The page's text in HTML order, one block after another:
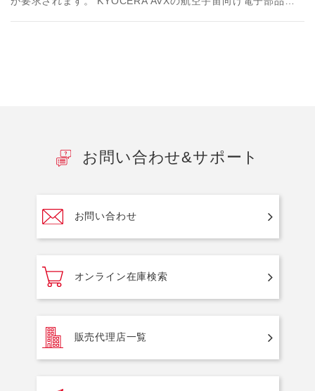
お問い合わせ&サポート
お問い合わせ
オンライン在庫検索
販売代理店一覧